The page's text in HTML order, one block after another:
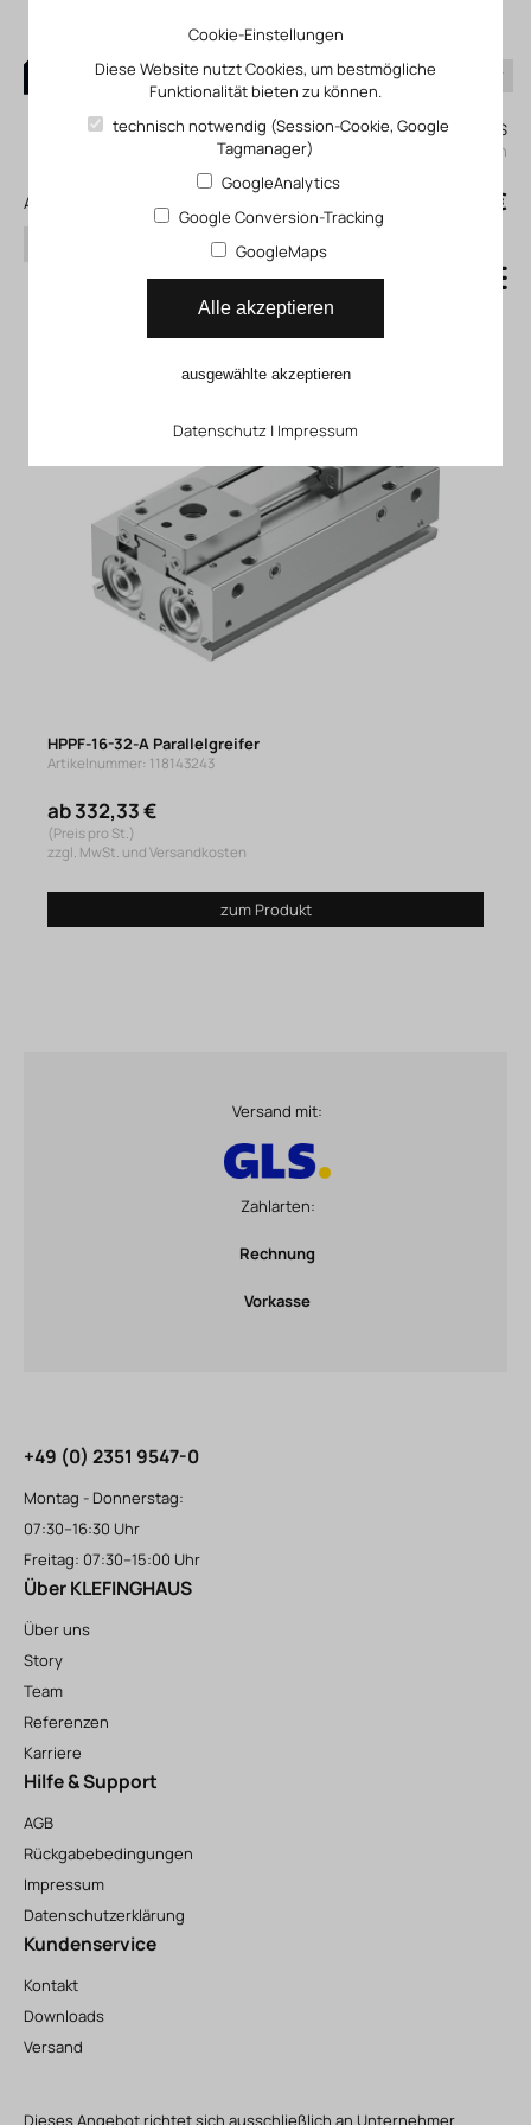
0
Mein KLEFINGHAUS
einloggen
Alle Produkte
Suchen
0,00 €
Parallelgreifer HPPF
HPPF-16-32-A Parallelgreifer
Artikelnummer: 118143243
ab 332,33 €
(Preis pro St.)
zzgl. MwSt. und Versandkosten
zum Produkt
Versand mit:
Zahlarten:
Rechnung
Vorkasse
+49 (0) 2351 9547-0
Montag - Donnerstag:
07:30–16:30 Uhr
Freitag: 07:30–15:00 Uhr
Über KLEFINGHAUS
Über uns
Story
Team
Referenzen
Karriere
Hilfe & Support
AGB
Rückgabebedingungen
Impressum
Datenschutzerklärung
Kundenservice
Kontakt
Downloads
Versand
Dieses Angebot richtet sich ausschließlich an Unternehmer
Cookie-Einstellungen
Diese Website nutzt Cookies, um bestmögliche
Funktionalität bieten zu können.
technisch notwendig (Session-Cookie, Google
Tagmanager)
GoogleAnalytics
Google Conversion-Tracking
GoogleMaps
Alle akzeptieren
ausgewählte akzeptieren
Datenschutz | Impressum